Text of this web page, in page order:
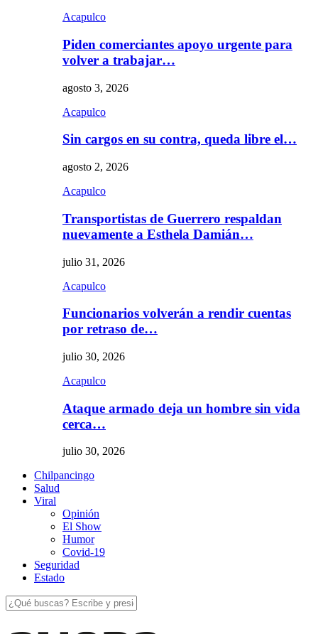
Acapulco
Piden comerciantes apoyo urgente para
volver a trabajar…
agosto 3, 2026
Acapulco
Sin cargos en su contra, queda libre el…
agosto 2, 2026
Acapulco
Transportistas de Guerrero respaldan
nuevamente a Esthela Damián…
julio 31, 2026
Acapulco
Funcionarios volverán a rendir cuentas
por retraso de…
julio 30, 2026
Acapulco
Ataque armado deja un hombre sin vida
cerca…
julio 30, 2026
Chilpancingo
Salud
Viral
Opinión
El Show
Humor
Covid-19
Seguridad
Estado